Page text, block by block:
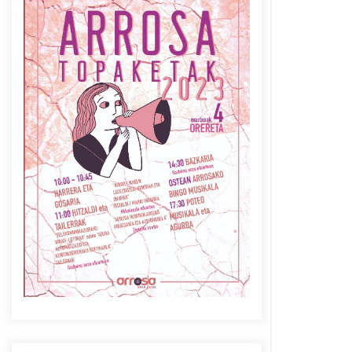
Azaroak 6 Iurretan Arrosa
sarearen IX. topaketak
2021/10/04
Berria egunkarian
elkarrizketa Arrosaren 20
urteez
2021/07/06
Arrosaren laburpen bideoa
Hamaika Telebistaren eskutik
2021/06/30